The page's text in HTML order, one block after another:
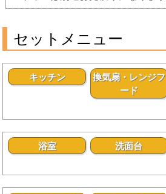
セットメニュー
キッチン
換気扇・レンジフ
ード
浴室 洗面台